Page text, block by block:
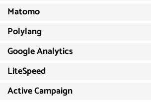
Matomo
Polylang
Google Analytics
LiteSpeed
Active Campaign